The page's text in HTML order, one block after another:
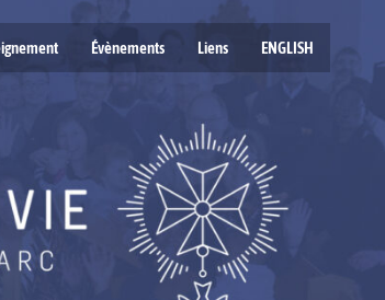
Évènements Liens ENGLISH